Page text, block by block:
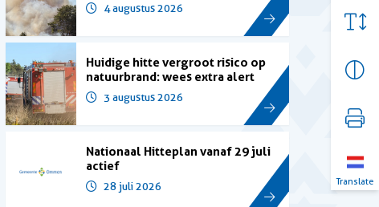
Translate
4 augustus 2026
Huidige hitte vergroot risico op
natuurbrand: wees extra alert
3 augustus 2026
Nationaal Hitteplan vanaf 29 juli
actief
28 juli 2026